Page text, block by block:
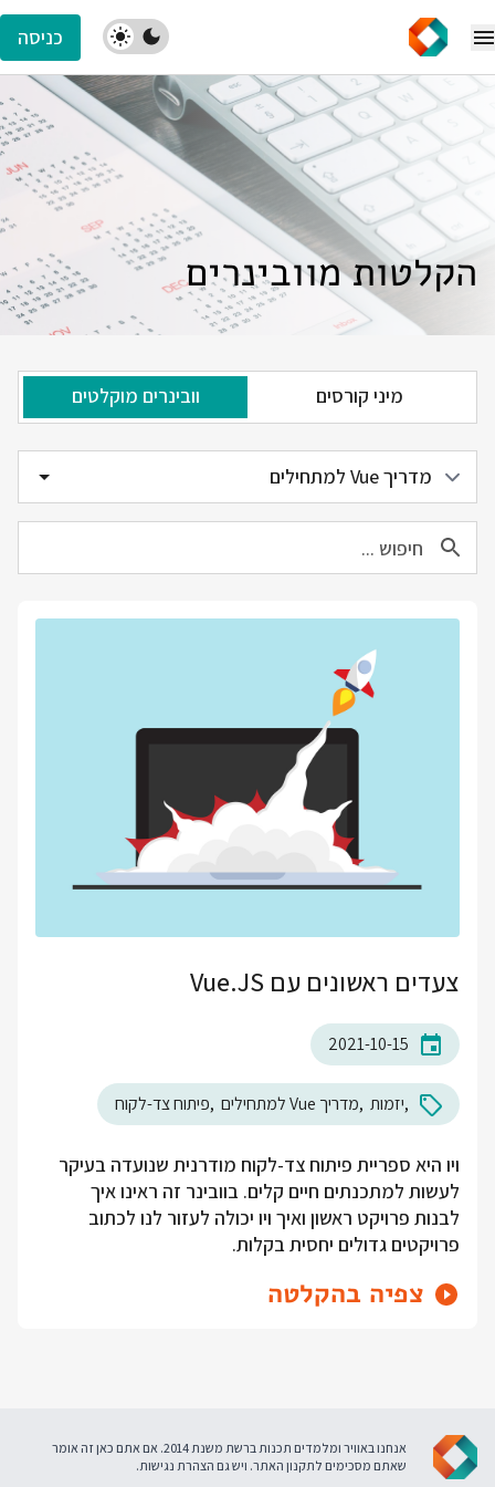
כניסה
הקלטות מוובינרים
מיני קורסים וובינרים מוקלטים
צעדים ראשונים עם Vue.JS
2021-10-15
יזמות מדריך Vue למתחילים פיתוח צד-לקוח
ויו היא ספריית פיתוח צד-לקוח מודרנית שנועדה בעיקר
לעשות למתכנתים חיים קלים. בוובינר זה ראינו איך
לבנות פרויקט ראשון ואיך ויו יכולה לעזור לנו לכתוב
פרויקטים גדולים יחסית בקלות.
צפיה בהקלטה
אנחנו באוויר ומלמדים תכנות ברשת משנת 2014. אם אתם כאן זה אומר
שאתם מסכימים לתקנון האתר. ויש גם הצהרת נגישות.